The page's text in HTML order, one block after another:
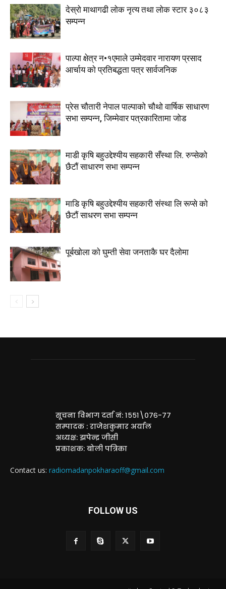
देस्राे माथागढी लाेक नृत्य तथा लाेक स्टार ३०८३
सम्पन्न
पाल्पा क्षेत्र न•१एमाले उम्मेदवार नारायण प्रसाद
आर्चाय काे प्रतिबद्धता पत्र सार्वजनिक
प्रेस चौतारी नेपाल पाल्पाको चौथो वार्षिक साधारण
सभा सम्पन्न, जिम्मेवार पत्रकारितामा जोड
माडी कृषि बहुउद्देश्यीय सहकारी सँस्था लि. रुप्सेको
छैटाैं साधारण सभा सम्पन्न
माडि कृषि बहुउद्देश्यीय सहकारी संस्था लि रूप्से काे
छैटाैं साधरण सभा सम्पन्न
पूर्बखाेला काे घुम्ती सेवा जनताकै घर दैलाेमा
सूचना विभाग दर्ता नं: १५५१\०७६-७७
सम्पादक : राजेशकुमार अर्याल
अध्यक्ष: झपेन्द्र जीसी
प्रकाशक: बोली पत्रिका
Contact us: radiomadanpokharaoff@gmail.com
FOLLOW US